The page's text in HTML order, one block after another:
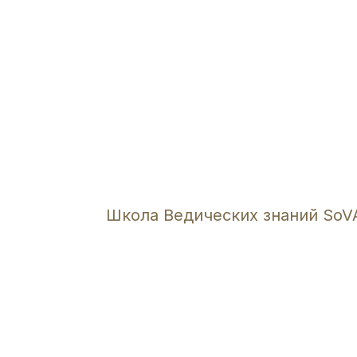
Школа Ведических знаний